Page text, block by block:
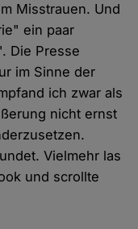
Misstrauen. Und
ein paar
Die Presse
im Sinne der
ich zwar als
nicht ernst
Vielmehr las
und scrollte